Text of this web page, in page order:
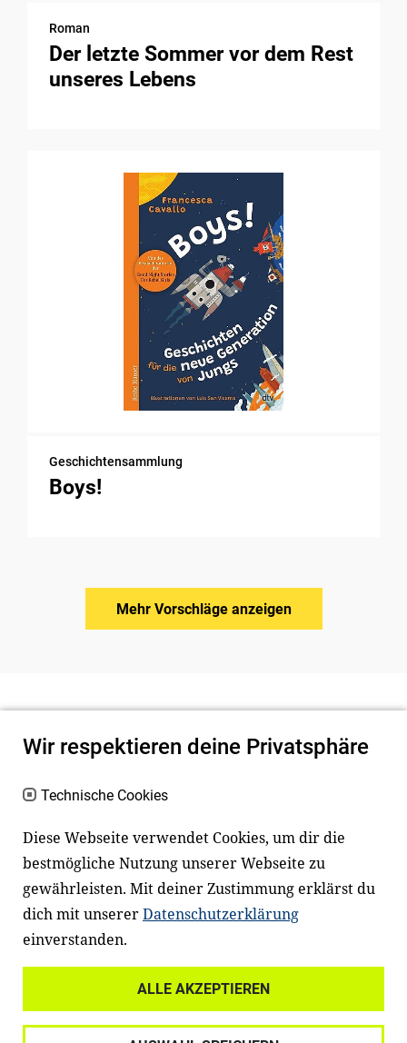
Roman
Der letzte Sommer vor dem Rest
unseres Lebens
Geschichtensammlung
Boys!
Mehr Vorschläge anzeigen
Newsletter
Facebook LinkedIn
Wir respektieren deine Privatsphäre
Technische Cookies
Diese Webseite verwendet Cookies, um dir die
bestmögliche Nutzung unserer Webseite zu
gewährleisten. Mit deiner Zustimmung erklärst du
dich mit unsererDatenschutzerklärung
einverstanden.
ALLE AKZEPTIEREN